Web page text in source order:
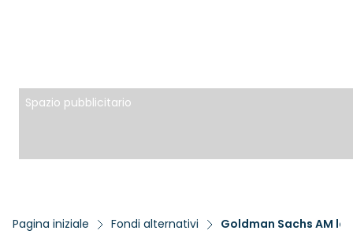
Spazio pubblicitario
Pagina iniziale Fondi alternativi Goldman Sachs AM